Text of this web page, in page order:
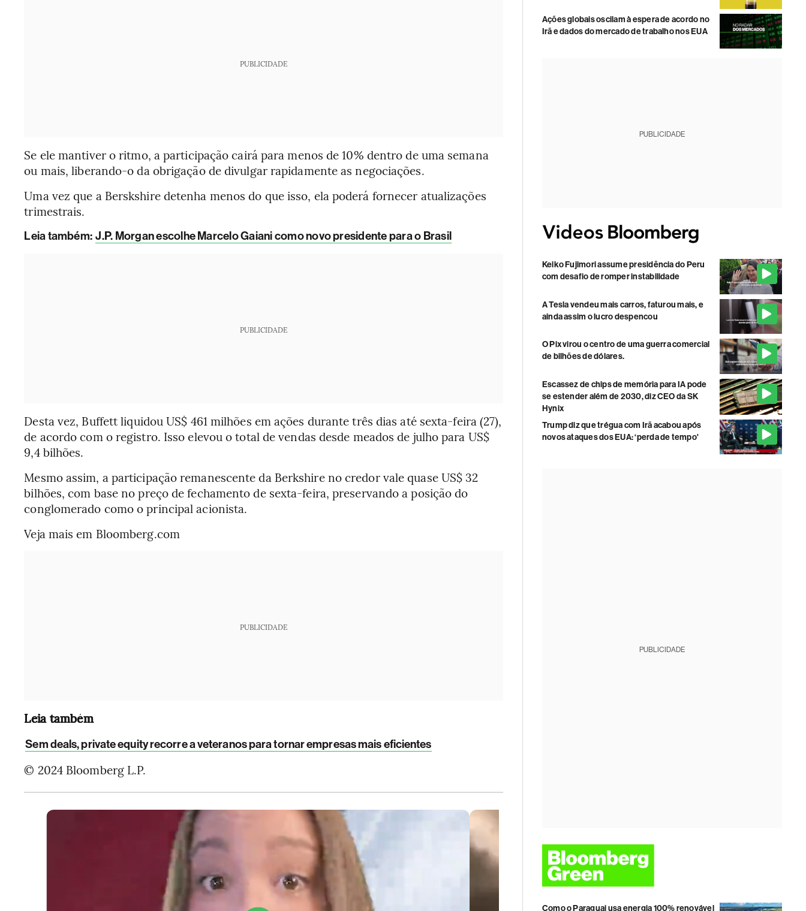
PUBLICIDADE
Se ele mantiver o ritmo, a participação cairá para menos de 10% dentro de uma semana
ou mais, liberando-o da obrigação de divulgar rapidamente as negociações.
Uma vez que a Berskshire detenha menos do que isso, ela poderá fornecer atualizações
trimestrais.
Leia também: J.P. Morgan escolhe Marcelo Gaiani como novo presidente para o Brasil
PUBLICIDADE
Desta vez, Buffett liquidou US$ 461 milhões em ações durante três dias até sexta-feira (27),
de acordo com o registro. Isso elevou o total de vendas desde meados de julho para US$
9,4 bilhões.
Mesmo assim, a participação remanescente da Berkshire no credor vale quase US$ 32
bilhões, com base no preço de fechamento de sexta-feira, preservando a posição do
conglomerado como o principal acionista.
Veja mais em Bloomberg.com
PUBLICIDADE
Leia também
Sem deals, private equity recorre a veteranos para tornar empresas mais eficientes
© 2024 Bloomberg L.P.
Ações globais oscilam à espera de acordo no
Irã e dados do mercado de trabalho nos EUA
PUBLICIDADE
Keiko Fujimori assume presidência do Peru
com desafio de romper instabilidade
A Tesla vendeu mais carros, faturou mais, e
ainda assim o lucro despencou
O Pix virou o centro de uma guerra comercial
de bilhões de dólares.
Escassez de chips de memória para IA pode
se estender além de 2030, diz CEO da SK
Hynix
Trump diz que trégua com Irã acabou após
novos ataques dos EUA: ‘perda de tempo'
PUBLICIDADE
Como o Paraguai usa energia 100% renovável